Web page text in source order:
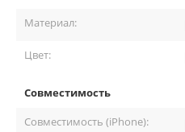
Материал:
Цвет:
Совместимость
Совместимость (iPhone):